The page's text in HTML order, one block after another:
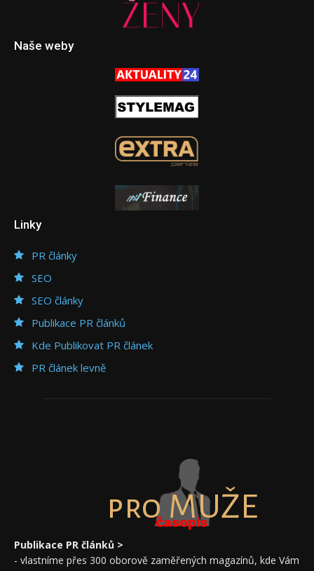
Naše weby
Linky
PR články
SEO
SEO články
Publikace PR článků
Kde Publikovat PR článek
PR článek levně
pro MUŽE
časopis
Publikace PR článků >
- vlastníme přes 300 oborově zaměřených magazínů, kde Vám